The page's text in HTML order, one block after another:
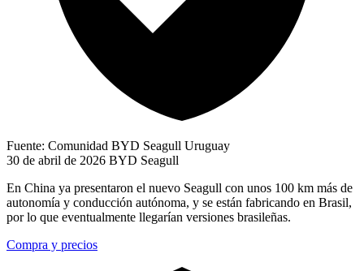
Fuente: Comunidad BYD Seagull Uruguay
30 de abril de 2026 BYD Seagull
En China ya presentaron el nuevo Seagull con unos 100 km más de
autonomía y conducción autónoma, y se están fabricando en Brasil,
por lo que eventualmente llegarían versiones brasileñas.
Compra y precios